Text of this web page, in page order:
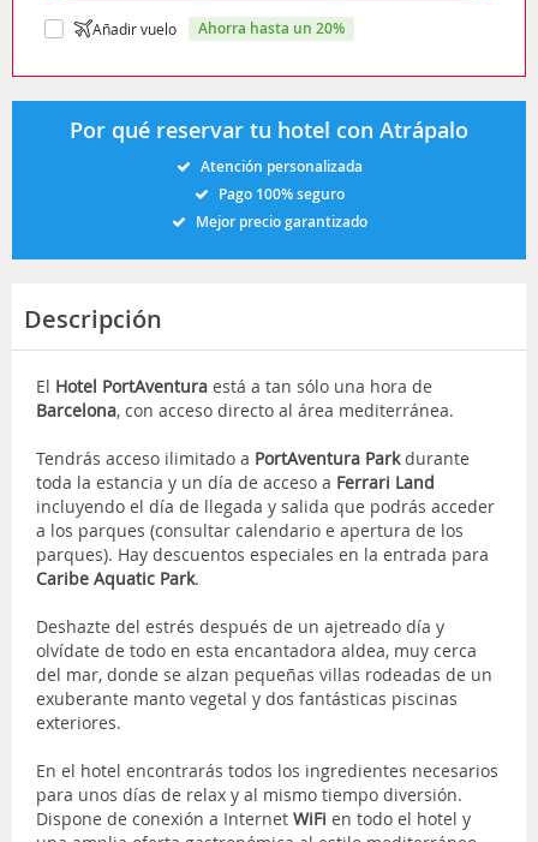
Añadir vuelo ahorra hasta un 20%
Por qué reservar tu hotel con Atrápalo
Atención personalizada
Pago 100% seguro
Mejor precio garantizado
Descripción
El Hotel PortAventura está a tan sólo una hora de
Barcelona, con acceso directo al área mediterránea.
Tendrás acceso ilimitado a PortAventura Parkdurante
toda la estancia y un día de acceso a Ferrari Land
incluyendo el día de llegada y salida que podrás acceder
a los parques (consultar calendario e apertura de los
parques). Hay descuentos especiales en la entrada para
Caribe Aquatic Park.
Deshazte del estrés después de un ajetreado día y
olvídate de todo en esta encantadora aldea, muy cerca
del mar, donde se alzan pequeñas villas rodeadas de un
exuberante manto vegetal y dos fantásticas piscinas
exteriores.
En el hotel encontrarás todos los ingredientes necesarios
para unos días de relax y al mismo tiempo diversión.
Dispone de conexión a Internet WiFi en todo el hotel y